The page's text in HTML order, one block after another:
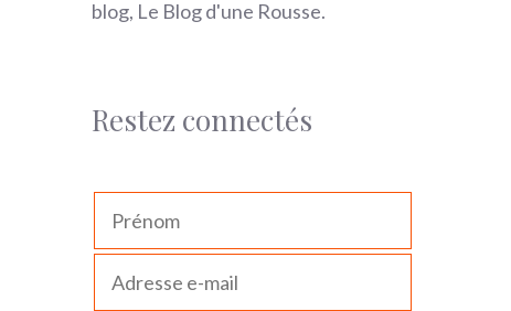
blog, Le Blog d'une Rousse.
Restez connectés